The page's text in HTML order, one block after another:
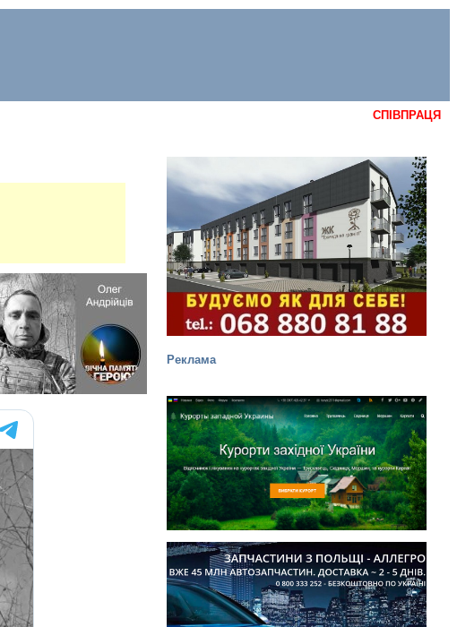
СПІВПРАЦЯ
Реклама